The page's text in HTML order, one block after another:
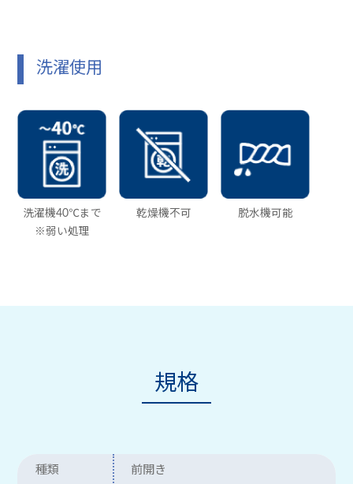
洗濯使用
洗濯機40℃まで
※弱い処理
乾燥機不可 脱水機可能
規格
種類 前開き